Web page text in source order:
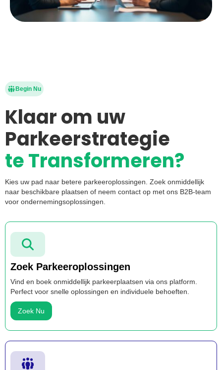
Begin Nu
Klaar om uw
Parkeerstrategie
te Transformeren?
Kies uw pad naar betere parkeeroplossingen. Zoek onmiddellijk
naar beschikbare plaatsen of neem contact op met ons B2B-team
voor ondernemingsoplossingen.
Zoek Parkeeroplossingen
Vind en boek onmiddellijk parkeerplaatsen via ons platform.
Perfect voor snelle oplossingen en individuele behoeften.
Zoek Nu